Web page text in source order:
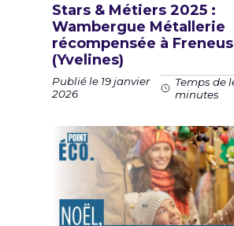
Stars & Métiers 2025 :
Wambergue Métallerie
récompensée à
(Yvelines)
Publié le 19 janvier
2026
Temps de
minutes